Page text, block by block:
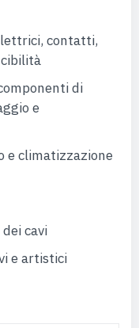
contatti,
di
e
climatizzazione
cavi
e artistici